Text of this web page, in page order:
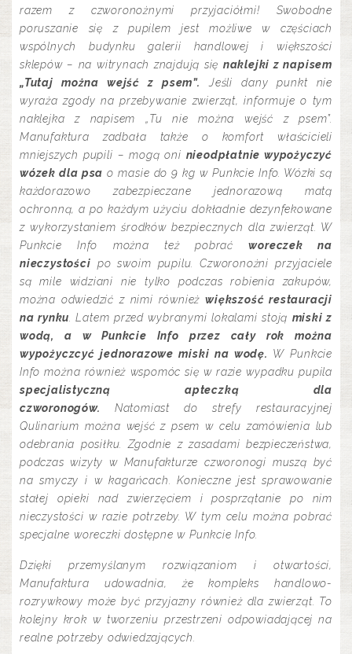
razem z czworonożnymi przyjaciółmi! Swobodne
poruszanie się z pupilem jest możliwe w częściach
wspólnych budynku galerii handlowej i większości
sklepów – na witrynach znajdują się naklejki z napisem
„Tutaj można wejść z psem”.
Jeśli dany punkt nie
wyraża zgody na przebywanie zwierząt, informuje o tym
naklejka z napisem „Tu nie można wejść z psem”.
Manufaktura zadbała także o komfort właścicieli
mniejszych pupili – mogą oni nieodpłatnie wypożyczyć
wózek dla psa o masie do 9 kg w Punkcie Info. Wózki są
każdorazowo zabezpieczane jednorazową matą
ochronną, a po każdym użyciu dokładnie dezynfekowane
z wykorzystaniem środków bezpiecznych dla zwierząt. W
Punkcie Info można też pobraćworeczek na
nieczystości po swoim pupilu. Czworonożni przyjaciele
są mile widziani nie tylko podczas robienia zakupów,
można odwiedzić z nimi równieżwiększość restauracji
na rynku. Latem przed wybranymi lokalami stoją miski z
wodą, a w Punkcie Info przez cały rok można
wypożyczcyć jednorazowe miski na wodę. W Punkcie
Info można również wspomóc się w razie wypadku pupila
specjalistyczną apteczką dla
czworonogów.
Natomiast do strefy restauracyjnej
Qulinarium można wejść z psem w celu zamówienia lub
odebrania posiłku. Zgodnie z zasadami bezpieczeństwa,
podczas wizyty w Manufakturze czworonogi muszą być
na smyczy i w kagańcach. Konieczne jest sprawowanie
stałej opieki nad zwierzęciem i posprzątanie po nim
nieczystości w razie potrzeby. W tym celu można pobrać
specjalne woreczki dostępne w Punkcie Info.
Dzięki przemyślanym rozwiązaniom i otwartości,
Manufaktura udowadnia, że kompleks handlowo-
rozrywkowy może być przyjazny również dla zwierząt. To
kolejny krok w tworzeniu przestrzeni odpowiadającej na
realne potrzeby odwiedzających.